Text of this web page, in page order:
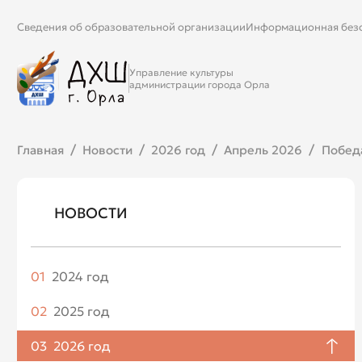
Сведения об образовательной организацииИнформационная
Управление культуры
администрации города Орла
Главная Новости 2026 год Апрель 2026
НОВОСТИ
01 2024 год
Апрель
Май
Июнь
02 2025 год
Январь
03 2026 год